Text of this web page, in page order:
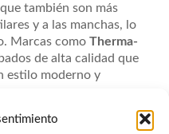
también son más
y a las manchas, lo
Marcas comoTherma-
de alta calidad que
estilo moderno y
materiales en